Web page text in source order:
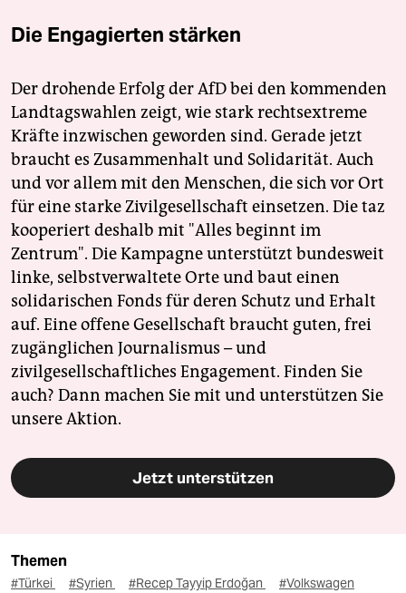
Die Engagierten stärken
Der drohende Erfolg der AfD bei den kommenden
Landtagswahlen zeigt, wie stark rechtsextreme
Kräfte inzwischen geworden sind. Gerade jetzt
braucht es Zusammenhalt und Solidarität. Auch
und vor allem mit den Menschen, die sich vor Ort
für eine starke Zivilgesellschaft einsetzen. Die taz
kooperiert deshalb mit "Alles beginnt im
Zentrum". Die Kampagne unterstützt bundesweit
linke, selbstverwaltete Orte und baut einen
solidarischen Fonds für deren Schutz und Erhalt
auf. Eine offene Gesellschaft braucht guten, frei
zugänglichen Journalismus – und
zivilgesellschaftliches Engagement. Finden Sie
auch? Dann machen Sie mit und unterstützen Sie
unsere Aktion.
Jetzt unterstützen
Themen
#Türkei #Syrien #Recep Tayyip Erdoğan #Volkswagen